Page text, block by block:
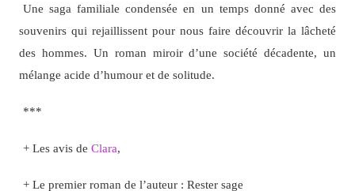
Une saga familiale condensée en un temps donné avec des
souvenirs qui rejaillissent pour nous faire découvrir la lâcheté
des hommes. Un roman miroir d’une société décadente, un
mélange acide d’humour et de solitude.
***
+ Les avis de Clara,
+ Le premier roman de l’auteur : Rester sage